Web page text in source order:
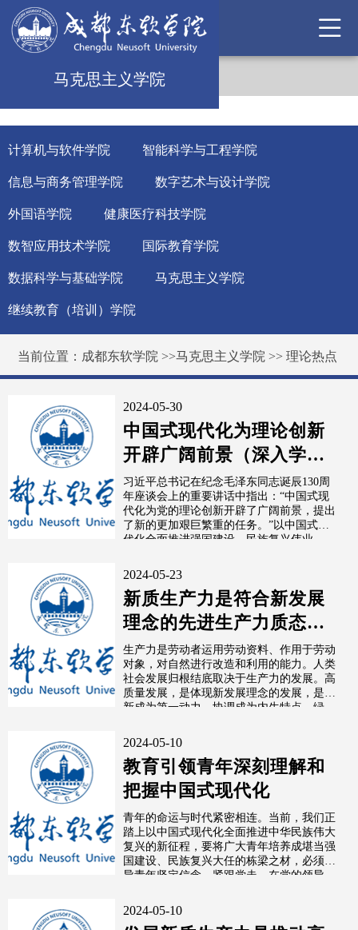
马克思主义学院
计算机与软件学院 智能科学与工程学院
信息与商务管理学院 数字艺术与设计学院
外国语学院 健康医疗科技学院
数智应用技术学院 国际教育学院
数据科学与基础学院 马克思主义学院
继续教育（培训）学院
当前位置： 成都东软学院 >>马克思主义学院 >>理论热点
2024-05-30
中国式现代化为理论创新
开辟广阔前景（深入学习
贯彻习近平新时代中国特
色社会主义...
习近平总书记在纪念毛泽东同志诞辰130周
年座谈会上的重要讲话中指出：“中国式现
代化为党的理论创新开辟了广阔前景，提出
了新的更加艰巨繁重的任务。”以中国式现
代化全面推进强国建设、民族复兴伟业，...
2024-05-23
新质生产力是符合新发展
理念的先进生产力质态
（深入学习贯彻习近平新
时代中国特色...
生产力是劳动者运用劳动资料、作用于劳动
对象，对自然进行改造和利用的能力。人类
社会发展归根结底取决于生产力的发展。高
质量发展，是体现新发展理念的发展，是创
新成为第一动力、协调成为内生特点、绿
2024-05-10
教育引领青年深刻理解和
把握中国式现代化
青年的命运与时代紧密相连。当前，我们正
踏上以中国式现代化全面推进中华民族伟大
复兴的新征程，要将广大青年培养成堪当强
国建设、民族复兴大任的栋梁之材，必须引
导青年坚定信念、紧跟党走，在党的领导
2024-05-10